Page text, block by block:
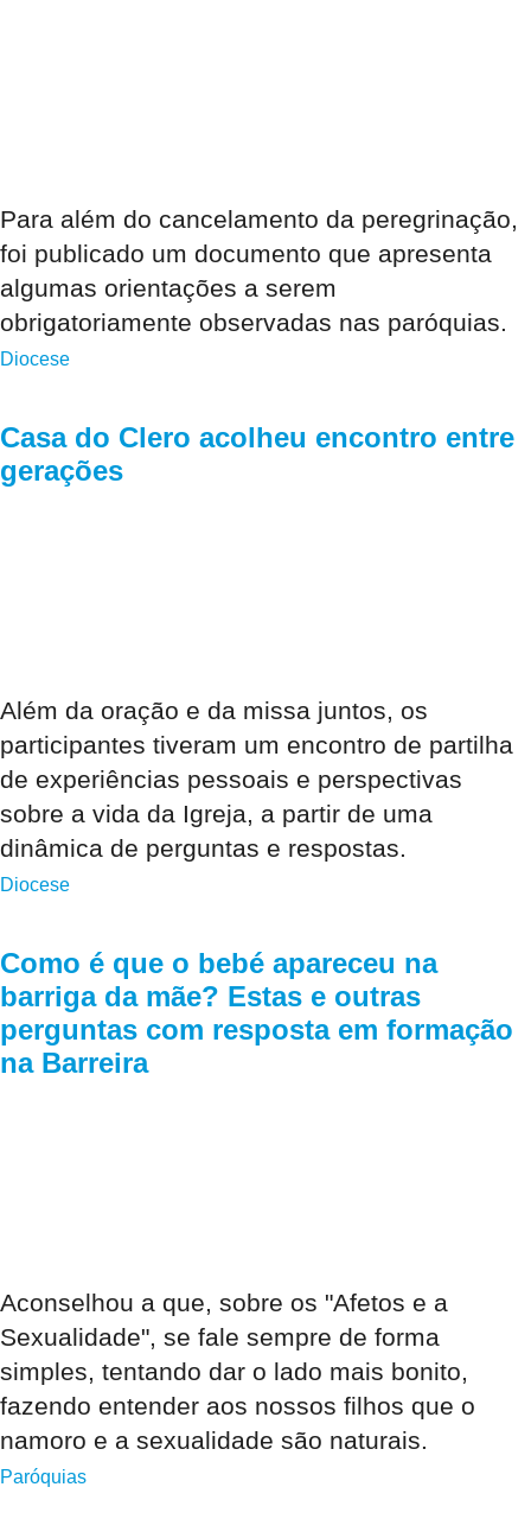
Para além do cancelamento da peregrinação,
foi publicado um documento que apresenta
algumas orientações a serem
obrigatoriamente observadas nas paróquias.
Diocese
Casa do Clero acolheu encontro entre
gerações
Além da oração e da missa juntos, os
participantes tiveram um encontro de partilha
de experiências pessoais e perspectivas
sobre a vida da Igreja, a partir de uma
dinâmica de perguntas e respostas.
Diocese
Como é que o bebé apareceu na
barriga da mãe? Estas e outras
perguntas com resposta em formação
na Barreira
Aconselhou a que, sobre os "Afetos e a
Sexualidade", se fale sempre de forma
simples, tentando dar o lado mais bonito,
fazendo entender aos nossos filhos que o
namoro e a sexualidade são naturais.
Paróquias